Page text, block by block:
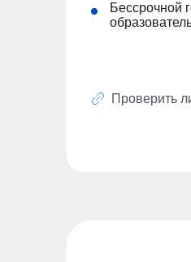
Бессрочной
Проверить